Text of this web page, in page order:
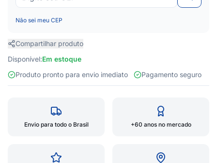
Não sei meu CEP
Compartilhar produto
Disponível:Em estoque
Produto pronto para envio imediato
Pagamento seguro
Envio para todo o Brasil +60 anos no mercado